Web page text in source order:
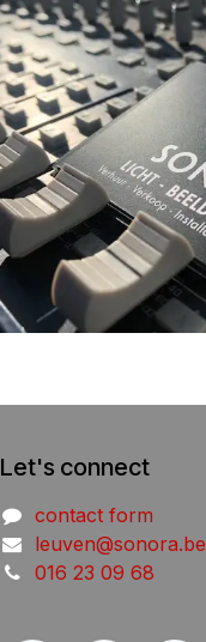
Let's connect
contact form
leuven@sonora.be
016 23 09 68